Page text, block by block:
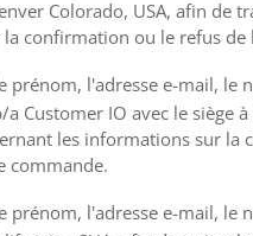
Colorado, USA, afin
confirmation ou le refus
prénom, l'adresse e-mail, le
Customer IO avec le siège
les informations sur la
commande.
prénom, l'adresse e-mail, le